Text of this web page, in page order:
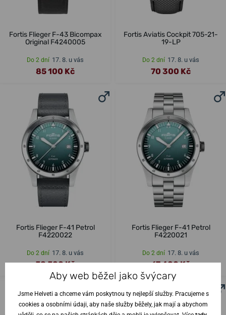
Fortis Flieger F-43 Bicompax
Original F4240005
Do 2 dní 17. 8. u vás
85 100 Kč
Fortis Aviatis Cockpit 705-21-
19-LP
Do 2 dní 17. 8. u vás
70 300 Kč
Fortis Flieger F-41 Petrol
F4220022
Do 2 dní 17. 8. u vás
58 500 Kč
Fortis Flieger F-41 Petrol
F4220021
Do 2 dní 17. 8. u vás
67 400 Kč
Aby web běžel jako švýcary
Jsme Helveti a chceme vám poskytnou ty nejlepší služby. Pracujeme s
cookies a osobními údaji, aby naše služby běžely, jak mají a abychom